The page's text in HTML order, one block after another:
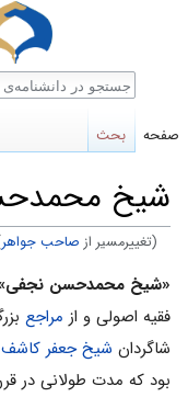
شیخ
(تغییرمسیر از صاحب جواهر
پرش
به
ناوبری
پرش
به
جستجو
«شیخ محمدحسن
فقیه اصولی و از مراجع
شاگردان شیخ جعفر کاشف
بود که مدت طولانی در قرن ۱۱ و ۱۲
صفحه بحث
جستجو